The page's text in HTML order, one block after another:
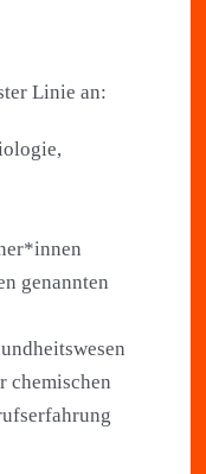
Linie an:
genannten
chemischen